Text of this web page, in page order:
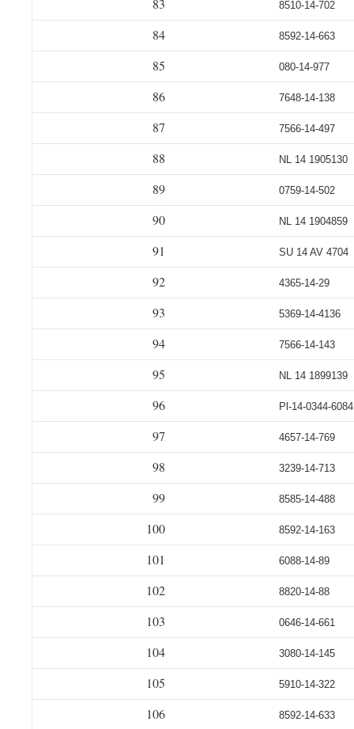
83 8510-14-702
84 8592-14-663
85 080-14-977
86 7648-14-138
87 7566-14-497
88 NL 14 1905130
89 0759-14-502
90 NL 14 1904859
91 SU 14 AV 4704
92 4365-14-29
93 5369-14-4136
94 7566-14-143
95 NL 14 1899139
96 Pl-14-0344-6084
97 4657-14-769
98 3239-14-713
99 8585-14-488
100 8592-14-163
101 6088-14-89
102 8820-14-88
103 0646-14-661
104 3080-14-145
105 5910-14-322
106 8592-14-633